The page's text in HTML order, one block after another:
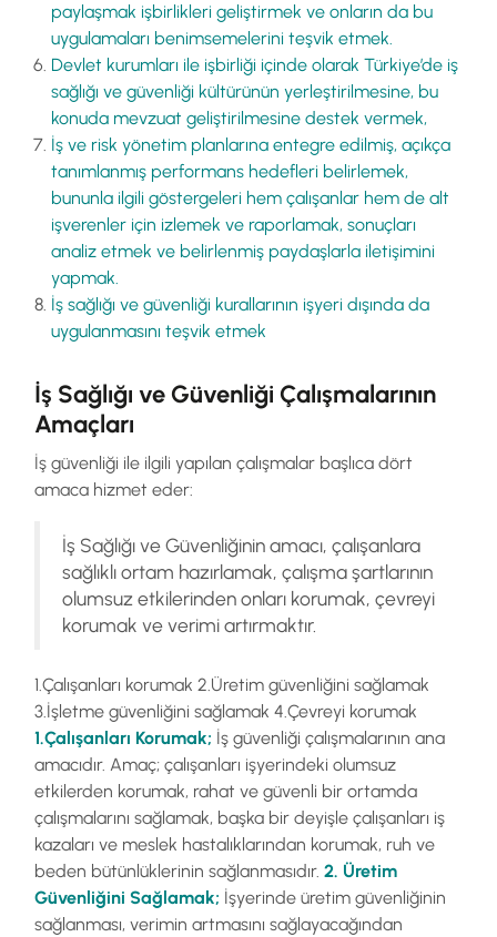
paylaşmak işbirlikleri geliştirmek ve onların da bu
uygulamaları benimsemelerini teşvik etmek.
Devlet kurumları ile işbirliği içinde olarak Türkiye’de iş
sağlığı ve güvenliği kültürünün yerleştirilmesine, bu
konuda mevzuat geliştirilmesine destek vermek,
İş ve risk yönetim planlarına entegre edilmiş, açıkça
tanımlanmış performans hedefleri belirlemek,
bununla ilgili göstergeleri hem çalışanlar hem de alt
işverenler için izlemek ve raporlamak, sonuçları
analiz etmek ve belirlenmiş paydaşlarla iletişimini
yapmak.
İş sağlığı ve güvenliği kurallarının işyeri dışında da
uygulanmasını teşvik etmek
İş Sağlığı ve Güvenliği Çalışmalarının
Amaçları
İş güvenliği ile ilgili yapılan çalışmalar başlıca dört
amaca hizmet eder:
İş Sağlığı ve Güvenliğinin amacı, çalışanlara
sağlıklı ortam hazırlamak, çalışma şartlarının
olumsuz etkilerinden onları korumak, çevreyi
korumak ve verimi artırmaktır.
1.Çalışanları korumak 2.Üretim güvenliğini sağlamak
3.İşletme güvenliğini sağlamak 4.Çevreyi korumak
1.Çalışanları Korumak; İş güvenliği çalışmalarının ana
amacıdır. Amaç; çalışanları işyerindeki olumsuz
etkilerden korumak, rahat ve güvenli bir ortamda
çalışmalarını sağlamak, başka bir deyişle çalışanları iş
kazaları ve meslek hastalıklarından korumak, ruh ve
beden bütünlüklerinin sağlanmasıdır. 2. Üretim
Güvenliğini Sağlamak; İşyerinde üretim güvenliğinin
sağlanması, verimin artmasını sağlayacağından